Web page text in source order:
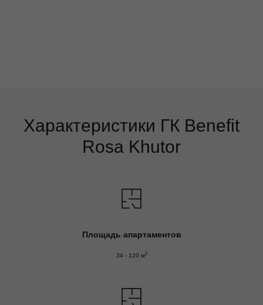
Характеристики ГК Benefit
Rosa Khutor
Площадь апартаментов
34 - 120 м 2